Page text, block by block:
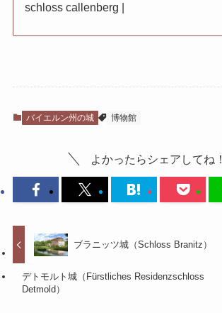
schloss callenberg |
バイエルン州の城 博物館
よかったらシェアしてね！
ブラニッツ城（Schloss Branitz）
デトモルト城（Fürstliches Residenzschloss
Detmold）